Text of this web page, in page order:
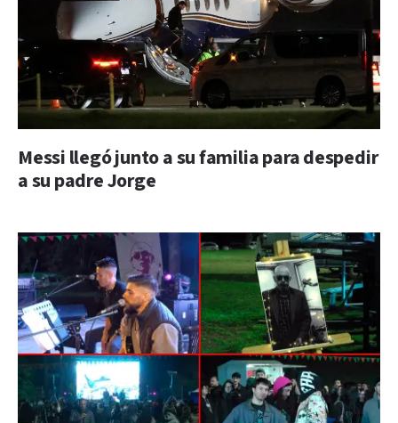
Messi llegó junto a su familia para despedir
a su padre Jorge